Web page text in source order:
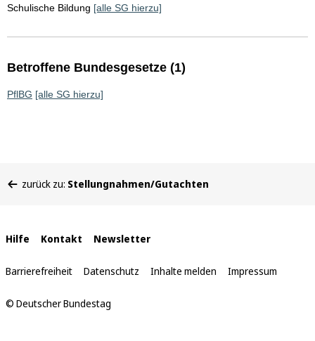
Schulische Bildung [alle SG hierzu]
Betroffene Bundesgesetze (1)
PflBG [alle SG hierzu]
befinden
zurück zu: Stellungnahmen/Gutachten
Interne
Links
Hilfe Kontakt Newsletter
Barrierefreiheit Datenschutz Inhalte melden Impressum
© Deutscher Bundestag